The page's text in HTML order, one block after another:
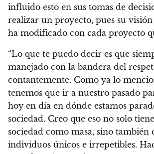
influido esto en sus tomas de
realizar un proyecto, pues su visión
ha modificado con cada proyecto
“Lo que te puedo decir es que
manejado con la bandera del
contantemente. Como ya lo
tenemos que ir a nuestro pasado
hoy en día en dónde estamos
sociedad. Creo que eso no solo
sociedad como masa, sino también
individuos únicos e irrepetibles.